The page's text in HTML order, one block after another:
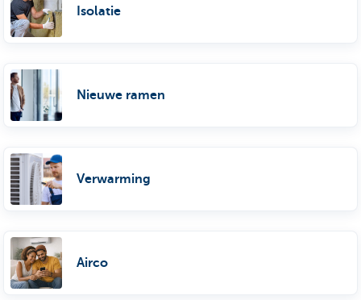
Isolatie
Nieuwe ramen
Verwarming
Airco